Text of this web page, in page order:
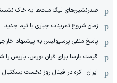
صدرنشین‌های لیگ ملت‌ها به خاک
زمان شروع تمرینات جباری با تیم جدید
پاسخ منفی پرسپولیس به پیشنهاد
قیمت بارسا برای فران تورس، پاریس را
ایران - کره در فینال روز نخست